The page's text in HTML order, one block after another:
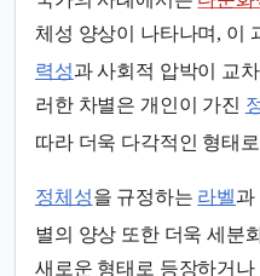
체성 양상이 나타나며, 이
력성과 사회적 압박이 교
러한 차별은 개인이 가진
따라 더욱 다각적인 형태
정체성을 규정하는 라벨과
별의 양상 또한 더욱 세분
새로운 형태로 등장하거